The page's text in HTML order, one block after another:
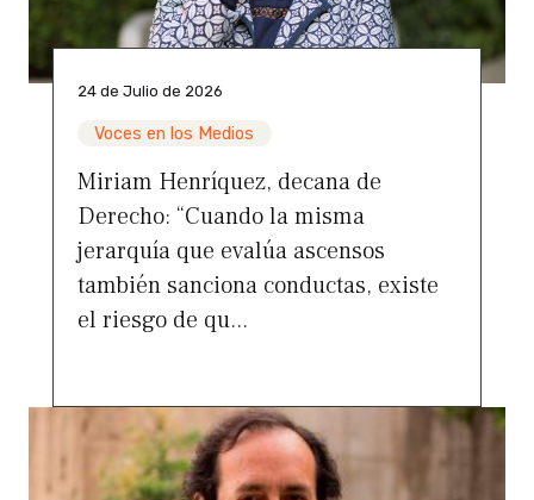
24 de Julio de 2026
Voces en los Medios
Miriam Henríquez, decana de
Derecho: “Cuando la misma
jerarquía que evalúa ascensos
también sanciona conductas, existe
el riesgo de qu...